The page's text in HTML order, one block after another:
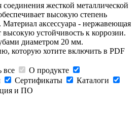
жесткой металлической
высокую степень
Материал аксессуара - нержавеющая
устойчивость к коррозии.
диаметром 20 мм.
которую хотите включить в PDF
все
О продукте
Сертификаты
Каталоги
и ПО